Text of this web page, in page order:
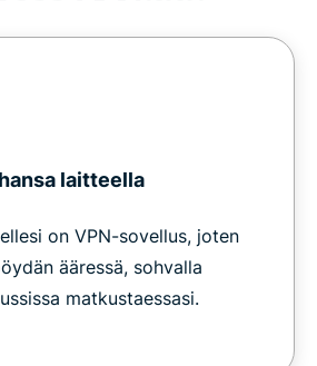
laitteella
on VPN-sovellus, joten
ääressä, sohvalla
matkustaessasi.